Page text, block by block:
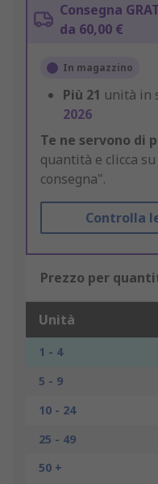
Consegna
da 60,00 €
In magazzino
Più 21 unità in
2026
Te ne servono di
quantità e clicca
consegna".
Controlla
Prezzo per
Unità
1 - 4
5 - 9
10 - 24
25 - 49
50 +